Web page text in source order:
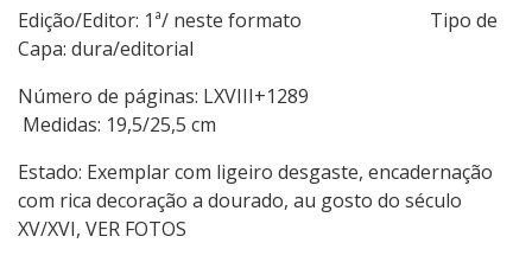
Edição/Editor: 1ª/ neste formato Tipo de
Capa: dura/editorial
Número de páginas: LXVIII+1289
Medidas: 19,5/25,5 cm
Estado: Exemplar com ligeiro desgaste, encadernação
com rica decoração a dourado, au gosto do século
XV/XVI, VER FOTOS